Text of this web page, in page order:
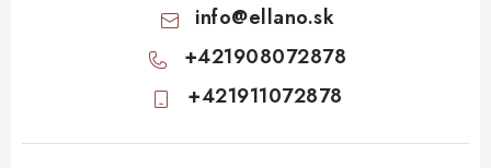
info@ellano.sk
+421908072878
+421911072878